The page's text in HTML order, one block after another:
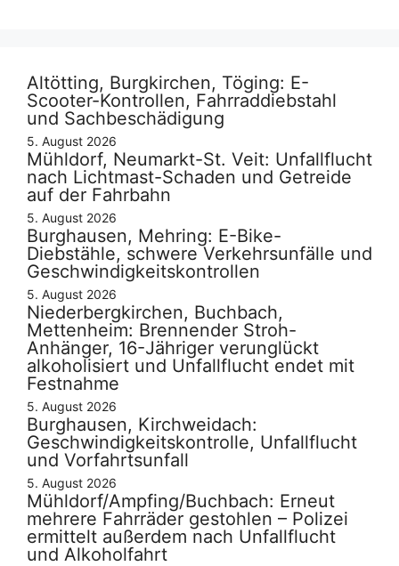
Altötting, Burgkirchen, Töging: E-
Scooter-Kontrollen, Fahrraddiebstahl
und Sachbeschädigung
5. August 2026
Mühldorf, Neumarkt-St. Veit: Unfallflucht
nach Lichtmast-Schaden und Getreide
auf der Fahrbahn
5. August 2026
Burghausen, Mehring: E-Bike-
Diebstähle, schwere Verkehrsunfälle und
Geschwindigkeitskontrollen
5. August 2026
Niederbergkirchen, Buchbach,
Mettenheim: Brennender Stroh-
Anhänger, 16-Jähriger verunglückt
alkoholisiert und Unfallflucht endet mit
Festnahme
5. August 2026
Burghausen, Kirchweidach:
Geschwindigkeitskontrolle, Unfallflucht
und Vorfahrtsunfall
5. August 2026
Mühldorf/Ampfing/Buchbach: Erneut
mehrere Fahrräder gestohlen – Polizei
ermittelt außerdem nach Unfallflucht
und Alkoholfahrt